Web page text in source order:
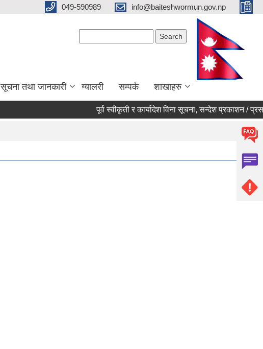
049-590989 info@baiteshwormun.gov.np
सूचना तथा जानकारी ग्यालरी सम्पर्क शाखाहरु
पूर्व स्वीकृती र कार्यादेश विना सूचना, सन्देश प्रकाशन / प्रसारण